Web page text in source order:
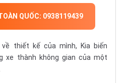
QUỐC: 0938119439
thiết kế của mình, Kia biến
xe thành không gian của một